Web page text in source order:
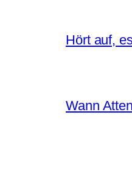
Hört auf,
Wann